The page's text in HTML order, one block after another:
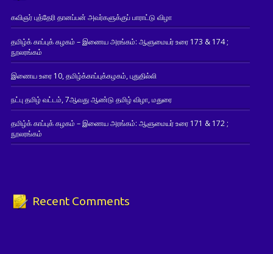
கவிஞர் புத்தேரி தானப்பன் அவர்களுக்குப் பாராட்டு விழா
தமிழ்க் காப்புக் கழகம் – இணைய அரங்கம்: ஆளுமையர் உரை 173 & 174 ;
நூலரங்கம்
இணைய உரை 10, தமிழ்க்காப்புக்கழகம், புதுதில்லி
நட்பு தமிழ் வட்டம், 7ஆவது ஆண்டு தமிழ் விழா, மதுரை
தமிழ்க் காப்புக் கழகம் – இணைய அரங்கம்: ஆளுமையர் உரை 171 & 172 ;
நூலரங்கம்
Recent Comments